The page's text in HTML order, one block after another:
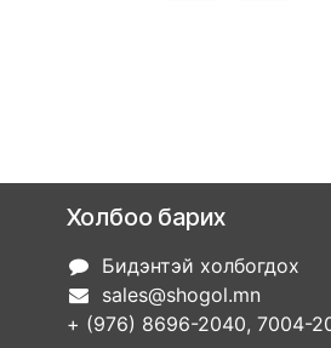
Холбоо барих
Бидэнтэй холбогдох
sales@shogol.mn
+ (976) 8696-2040, 7004-